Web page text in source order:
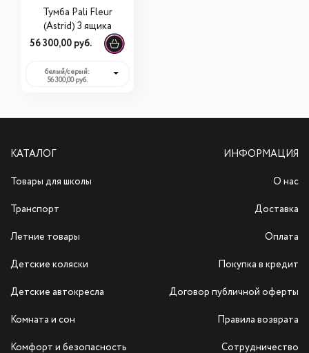
Тумба Pali Fleur
(Astrid) 3 ящика
56 300,00 руб.
белый/серый:
56 300,00 руб.
КАТАЛОГ
Товары для школы
Транспорт
Летние товары
Детские коляски
Детские автокресла
Комната и сон
Комфорт и безопасность
ИНФОРМАЦИЯ
О нас
Доставка
Оплата
Покупка в кредит
Договор публичной оферты
Правила возврата
Сотрудничество